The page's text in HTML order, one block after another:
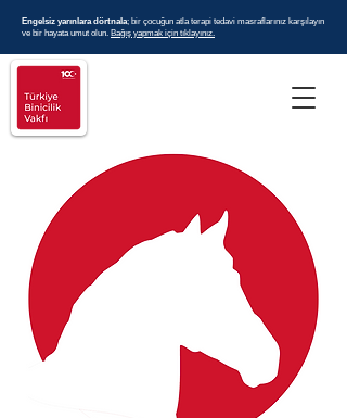
Engelsiz yarınlara dörtnala; bir çocuğun atla terapi tedavi masraflarınız karşılayın
ve bir hayata umut olun. Bağış yapmak için tıklayınız.